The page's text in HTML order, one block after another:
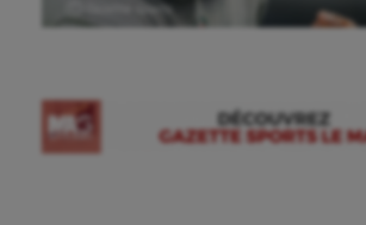
Ⓒ Gazette Sports